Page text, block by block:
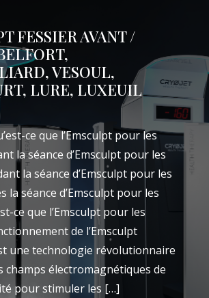
FESSIER AVANT /
VESOUL,
LURE, LUXEUIL
ce que l’Emsculpt pour les
la séance d’Emsculpt pour les
la séance d’Emsculpt pour les
la séance d’Emsculpt pour les
ce que l’Emsculpt pour les
de l’Emsculpt
une technologie révolutionnaire
champs électromagnétiques de
pour stimuler les […]